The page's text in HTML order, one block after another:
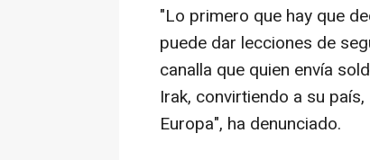
"Lo primero que hay que
puede dar lecciones de
canalla que quien envía
Irak, convirtiendo a su
Europa", ha denunciado.